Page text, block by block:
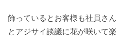
飾っているとお客様も社員さ
とアジサイ談議に花が咲いて楽